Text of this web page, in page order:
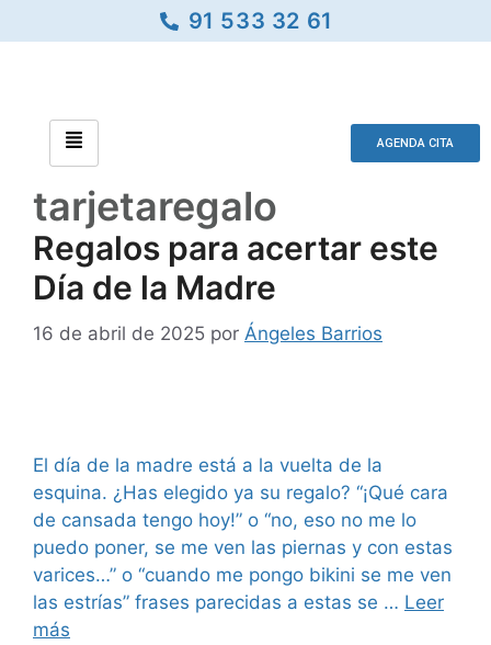
91 533 32 61
AGENDA CITA
tarjetaregalo
Regalos para acertar este
Día de la Madre
16 de abril de 2025 por Ángeles Barrios
El día de la madre está a la vuelta de la
esquina. ¿Has elegido ya su regalo? “¡Qué cara
de cansada tengo hoy!” o “no, eso no me lo
puedo poner, se me ven las piernas y con estas
varices…” o “cuando me pongo bikini se me ven
las estrías” frases parecidas a estas se … Leer
más